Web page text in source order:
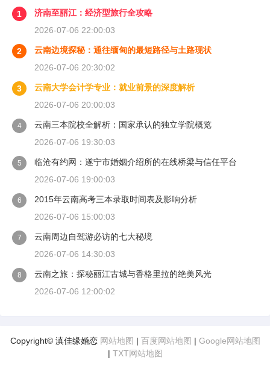
1
济南至丽江：经济型旅行全攻略
2026-07-06 22:00:03
2
云南边境探秘：通往缅甸的最短路径与土路现状
2026-07-06 20:30:02
3
云南大学会计学专业：就业前景的深度解析
2026-07-06 20:00:03
4
云南三本院校全解析：国家承认的独立学院概览
2026-07-06 19:30:03
5
临沧有约网：遂宁市婚姻介绍所的在线桥梁与信任平台
2026-07-06 19:00:03
6
2015年云南高考三本录取时间表及影响分析
2026-07-06 15:00:03
7
云南周边自驾游必访的七大秘境
2026-07-06 14:30:03
8
云南之旅：探秘丽江古城与香格里拉的绝美风光
2026-07-06 12:00:02
Copyright© 滇佳缘婚恋 网站地图 | 百度网站地图 | Google网站地图
| TXT网站地图